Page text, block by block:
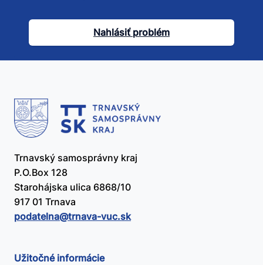
článok
užitočný?
Nahlásiť problém
Trnavský samosprávny kraj
P.O.Box 128
Starohájska ulica 6868/10
917 01 Trnava
podatelna@​trnava-vuc.sk
Užitočné informácie